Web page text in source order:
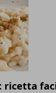
ricetta